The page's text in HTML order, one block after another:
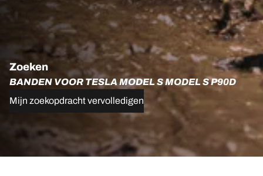
Zoeken
BANDEN VOOR TESLA MODEL S MODEL S P90D
Mijn zoekopdracht vervolledigen